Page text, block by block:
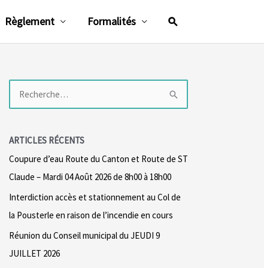
Règlement Formalités Rechercher
c
h
e
r
ARTICLES RÉCENTS
Coupure d’eau Route du Canton et Route de ST
Claude – Mardi 04 Août 2026 de 8h00 à 18h00
Interdiction accès et stationnement au Col de
la Pousterle en raison de l’incendie en cours
Réunion du Conseil municipal du JEUDI 9
JUILLET 2026